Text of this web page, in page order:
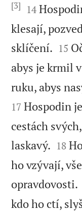
[3] 

14
klesají,
sklíčení. 

15
abys je krmil
ruku, abys
17 Hospodin
cestách
laskavý. 

18
ho vzývají,
opravdovosti.
kdo ho ctí,